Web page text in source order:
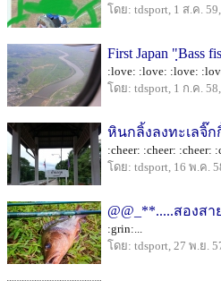
โดย: tdsport, 1 ส.ค.
First Japan "ฺBass
:love: :love: :love:
โดย: tdsport, 1 ก.ค.
หินกลิ้งลงทะเลจิ๊
:cheer: :cheer: :cheer:
โดย: tdsport, 16 พ.ค.
@@_**.....สองส
:grin:...
โดย: tdsport, 27 พ.ย.